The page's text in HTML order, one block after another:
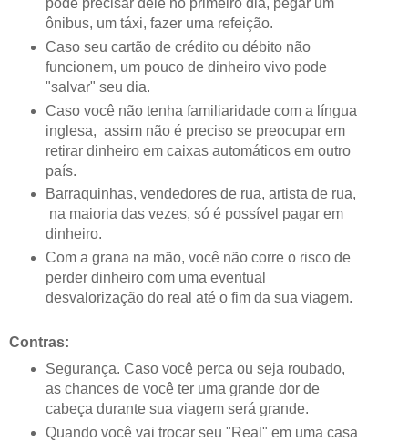
ônibus, um táxi, fazer uma refeição.
Caso seu cartão de crédito ou débito não
funcionem, um pouco de dinheiro vivo pode
"salvar" seu dia.
Caso você não tenha familiaridade com a língua
inglesa, assim não é preciso se preocupar em
retirar dinheiro em caixas automáticos em outro
país.
Barraquinhas, vendedores de rua, artista de rua,
na maioria das vezes, só é possível pagar em
dinheiro.
Com a grana na mão, você não corre o risco de
perder dinheiro com uma eventual
desvalorização do real até o fim da sua viagem.
Contras:
Segurança. Caso você perca ou seja roubado,
as chances de você ter uma grande dor de
cabeça durante sua viagem será grande.
Quando você vai trocar seu "Real" em uma casa